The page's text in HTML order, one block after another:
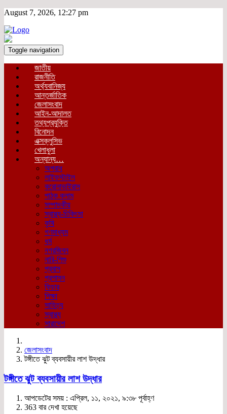
August 7, 2026, 12:27 pm
Toggle navigation
জাতীয়
রাজনীতি
অর্থ্যবানিজ্য
আন্তর্জাতিক
জেলাসংবাদ
আইন-আদালত
তথ্যপ্রযুক্তি
বিনোদন
এক্সক্লুসিভ
খেলাধুলা
অন্যান্য…
অপরাধ
লাইফস্টাইল
করোনাভাইরাস
পাঠক কলাম
সম্পাদকীয়
স্বাস্থ্য-চিকিৎসা
কৃষি
গণমাধ্যম
ধর্ম
নগরজিবন
নারি-শিশু
প্রবাস
প্রশাসন
ফিচার
শিক্ষা
সাহিত্য
স্বাস্থ্য
সারাদেশ
জেলাসংবাদ
টঙ্গীতে ঝুট ব্যবসায়ীর লাশ উদ্ধার
টঙ্গীতে ঝুট ব্যবসায়ীর লাশ উদ্ধার
আপডেটের সময় : এপ্রিল, ১১, ২০২১, ৯:৩৮ পূর্বাহ্ণ
363 বার দেখা হয়েছে